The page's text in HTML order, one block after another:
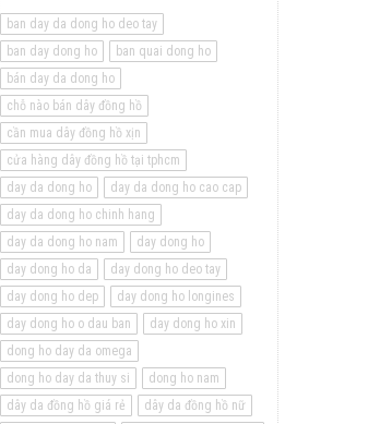
ban day da dong ho deo tay
ban day dong ho
ban quai dong ho
bán day da dong ho
chỗ nào bán dây đồng hồ
cần mua dây đồng hồ xịn
cửa hàng dây đồng hồ tại tphcm
day da dong ho
day da dong ho cao cap
day da dong ho chinh hang
day da dong ho nam
day dong ho
day dong ho da
day dong ho deo tay
day dong ho dep
day dong ho longines
day dong ho o dau ban
day dong ho xin
dong ho day da omega
dong ho day da thuy si
dong ho nam
dây da đồng hồ giá rẻ
dây da đồng hồ nữ